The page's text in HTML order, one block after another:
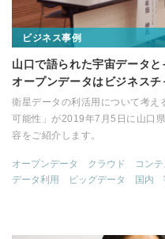
ビジネス事例
山口で語られた宇宙データと
オープンデータはビジネスチ
衛星データの利活用について考え
可能性」が2019年7月5日に山口
容をご紹介します。
オープンデータ クラウド コンテ
データ利用
ビッグデータ 国内